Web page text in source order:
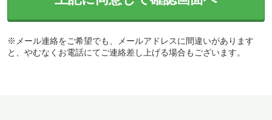
※メール連絡をご希望でも、メールアドレスに間違いがあります
と、やむなくお電話にてご連絡差し上げる場合もございます。